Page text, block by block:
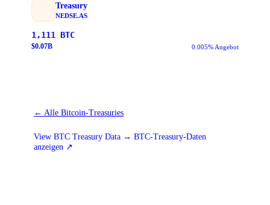
Treasury
NEDSE.AS
1,111 BTC
$0.07B 0.005% Angebot
← Alle Bitcoin-Treasuries
View BTC Treasury Data → BTC-Treasury-Daten
anzeigen ↗